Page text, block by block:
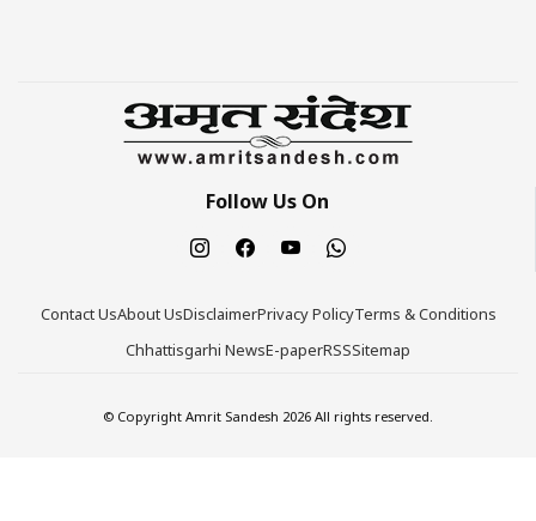
Follow Us On
Contact UsAbout UsDisclaimerPrivacy PolicyTerms & Conditions
Chhattisgarhi NewsE-paperRSSSitemap
© Copyright Amrit Sandesh 2026 All rights reserved.